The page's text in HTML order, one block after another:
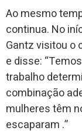
Ao mesmo
continua. No
Gantz visitou o
e disse:
trabalho
combinação
mulheres têm
escaparam .”